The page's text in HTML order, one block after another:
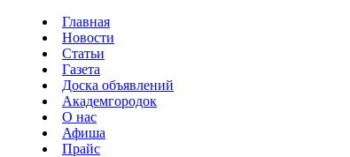
Главная
Новости
Статьи
Газета
Доска объявлений
Академгородок
О нас
Афиша
Прайс